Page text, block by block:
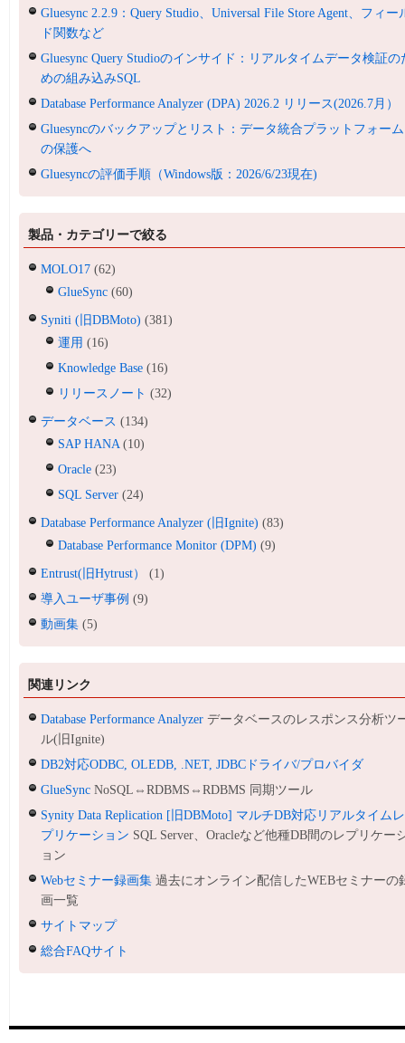
Gluesync 2.2.9：Query Studio、Universal File Store Agent、フィー
ド関数など
Gluesync Query Studioのインサイド：リアルタイムデータ検証の
めの組み込みSQL
Database Performance Analyzer (DPA) 2026.2 リリース(2026.7月）
Gluesyncのバックアップとリスト：データ統合プラットフォーム
の保護へ
Gluesyncの評価手順（Windows版：2026/6/23現在)
製品・カテゴリーで絞る
MOLO17 (62)
GlueSync (60)
Syniti (旧DBMoto) (381)
運用 (16)
Knowledge Base (16)
リリースノート (32)
データベース (134)
SAP HANA(10)
Oracle (23)
SQL Server (24)
Database Performance Analyzer (旧Ignite) (83)
Database Performance Monitor (DPM) (9)
Entrust(旧Hytrust）
(1)
導入ユーザ事例 (9)
動画集 (5)
関連リンク
Database Performance Analyzer データベースのレスポンス分析ツ
ル(旧Ignite)
DB2対応ODBC, OLEDB, .NET, JDBCドライバ/プロバイダ
GlueSync NoSQL⇔RDBMS⇔RDBMS 同期ツール
Synity Data Replication [旧DBMoto] マルチDB対応リアルタイムレ
プリケーション SQL Server、Oracleなど他種DB間のレプリケー
ョン
Webセミナー録画集 過去にオンライン配信したWEBセミナーの
画一覧
サイトマップ
総合FAQサイト